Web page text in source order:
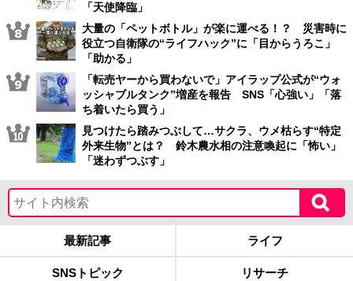
「天使降臨」
大量の「ペットボトル」が楽に運べる！？ 災害時に
役立つ自衛隊の“ライフハック”に「目からうろこ」
「助かる」
「転売ヤーから買わないで」アイラップ公式が“ウォ
ッシャブルタンク”増産を報告 SNS「心強い」「落
ち着いたら買う」
見つけたら踏みつぶして…サクラ、ウメ枯らす“特定
外来生物”とは？ 鈴木農水相の注意喚起に「怖い」
「迷わずつぶす」
最新記事 ライフ
SNSトピック リサーチ